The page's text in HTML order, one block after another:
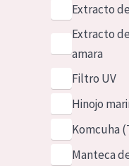
Extracto
Extracto
amara
Filtro UV
Hinojo
Komcuha
Manteca